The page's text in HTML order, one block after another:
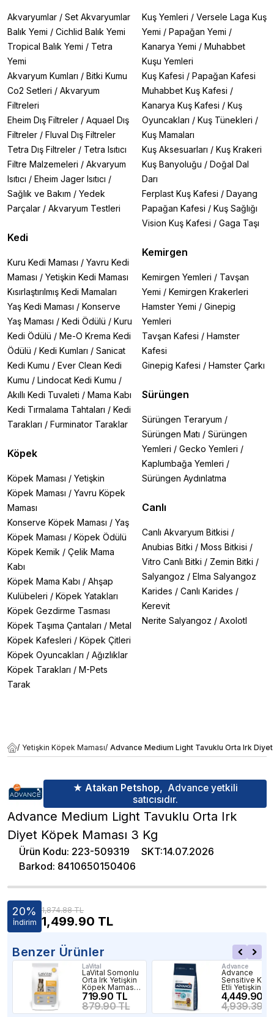
Akvaryumlar / Set Akvaryumlar
Balık Yemi / Cichlid Balık Yemi
Tropical Balık Yemi / Tetra
Yemi
Akvaryum Kumları / Bitki Kumu
Co2 Setleri / Akvaryum
Filtreleri
Eheim Dış Filtreler / Aquael Dış
Filtreler / Fluval Dış Filtreler
Tetra Dış Filtreler / Tetra Isıtıcı
Filtre Malzemeleri / Akvaryum
Isıtıcı / Eheim Jager Isıtıcı /
Sağlık ve Bakım / Yedek
Parçalar / Akvaryum Testleri
Kedi
Kuru Kedi Maması / Yavru Kedi
Maması / Yetişkin Kedi Maması
Kısırlaştırılmış Kedi Mamaları
Yaş Kedi Maması / Konserve
Yaş Maması / Kedi Ödülü / Kuru
Kedi Ödülü / Me-O Krema Kedi
Ödülü / Kedi Kumları / Sanicat
Kedi Kumu / Ever Clean Kedi
Kumu / Lindocat Kedi Kumu /
Akıllı Kedi Tuvaleti / Mama Kabı
Kedi Tırmalama Tahtaları / Kedi
Tarakları / Furminator Taraklar
Köpek
Köpek Maması / Yetişkin
Köpek Maması / Yavru Köpek
Maması
Konserve Köpek Maması / Yaş
Köpek Maması / Köpek Ödülü
Köpek Kemik / Çelik Mama
Kabı
Köpek Mama Kabı / Ahşap
Kulübeleri / Köpek Yatakları
Köpek Gezdirme Tasması
Köpek Taşıma Çantaları / Metal
Köpek Kafesleri / Köpek Çitleri
Köpek Oyuncakları / Ağızlıklar
Köpek Tarakları / M-Pets
Tarak
Kuş Yemleri / Versele Laga Kuş
Yemi / Papağan Yemi /
Kanarya Yemi / Muhabbet
Kuşu Yemleri
Kuş Kafesi / Papağan Kafesi
Muhabbet Kuş Kafesi /
Kanarya Kuş Kafesi / Kuş
Oyuncakları / Kuş Tünekleri /
Kuş Mamaları
Kuş Aksesuarları / Kuş Krakeri
Kuş Banyoluğu / Doğal Dal
Darı
Ferplast Kuş Kafesi / Dayang
Papağan Kafesi / Kuş Sağlığı
Vision Kuş Kafesi / Gaga Taşı
Kemirgen
Kemirgen Yemleri / Tavşan
Yemi / Kemirgen Krakerleri
Hamster Yemi / Ginepig
Yemleri
Tavşan Kafesi / Hamster
Kafesi
Ginepig Kafesi / Hamster Çarkı
Sürüngen
Sürüngen Teraryum /
Sürüngen Matı / Sürüngen
Yemleri / Gecko Yemleri /
Kaplumbağa Yemleri /
Sürüngen Aydınlatma
Canlı
Canlı Akvaryum Bitkisi /
Anubias Bitki / Moss Bitkisi /
Vitro Canlı Bitki / Zemin Bitki /
Salyangoz / Elma Salyangoz
Karides / Canlı Karides /
Kerevit
Nerite Salyangoz / Axolotl
/ Yetişkin Köpek Maması/ Advance Medium Light Tavuklu Orta Irk Diyet
★ Atakan Petshop, Advance yetkili
satıcısıdır.
Advance Medium Light Tavuklu Orta Irk
Diyet Köpek Maması 3 Kg
Ürün Kodu: 223-509319 SKT:14.07.2026
Barkod: 8410650150406
20%
İndirim
1,874.88 TL
1,499.90 TL
Benzer Ürünler
LaVital
LaVital Somonlu
Orta Irk Yetişkin
Köpek Maması
1,5Kg
719.90 TL
879.90 TL
Advance
Advance
Sensitive Kuzu
Etli Yetişkin
Köpek
12 Kg
4,449.90
4,939.39